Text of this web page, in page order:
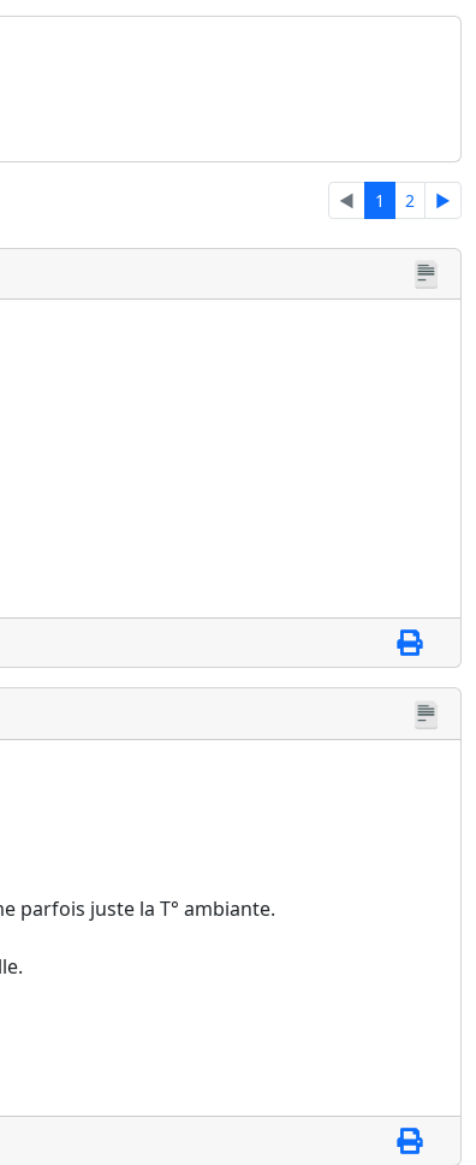
◄ 1 2 ►
parfois juste la T° ambiante.